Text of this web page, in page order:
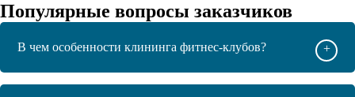
Популярные вопросы заказчиков
В чем особенности клининга фитнес-клубов? +